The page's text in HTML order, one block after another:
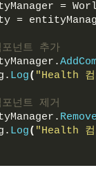
=
=
넌트 추가
Log( "Health 컴
넌트 제거
Log( "Health 컴